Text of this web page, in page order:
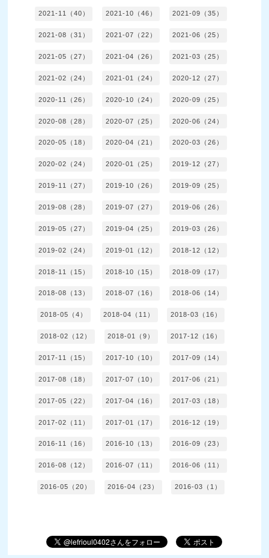
2021-11（40） 2021-10（46） 2021-09（35）
2021-08（31） 2021-07（22） 2021-06（25）
2021-05（27） 2021-04（26） 2021-03（25）
2021-02（24） 2021-01（24） 2020-12（27）
2020-11（26） 2020-10（24） 2020-09（25）
2020-08（28） 2020-07（25） 2020-06（24）
2020-05（18） 2020-04（21） 2020-03（26）
2020-02（24） 2020-01（25） 2019-12（27）
2019-11（27） 2019-10（26） 2019-09（25）
2019-08（28） 2019-07（27） 2019-06（26）
2019-05（27） 2019-04（25） 2019-03（26）
2019-02（24） 2019-01（12） 2018-12（12）
2018-11（15） 2018-10（15） 2018-09（17）
2018-08（13） 2018-07（16） 2018-06（14）
2018-05（4） 2018-04（11） 2018-03（16）
2018-02（12） 2018-01（9） 2017-12（16）
2017-11（15） 2017-10（10） 2017-09（14）
2017-08（18） 2017-07（10） 2017-06（21）
2017-05（22） 2017-04（16） 2017-03（18）
2017-02（11） 2017-01（17） 2016-12（19）
2016-11（16） 2016-10（13） 2016-09（23）
2016-08（12） 2016-07（11） 2016-06（11）
2016-05（20） 2016-04（23） 2016-03（1）